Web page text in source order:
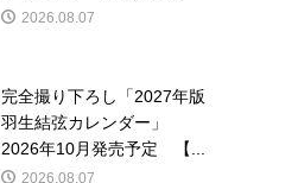
2026.08.07
完全撮り下ろし「2027年版
羽生結弦カレンダー」
2026年10月発売予定 【...
2026.08.07